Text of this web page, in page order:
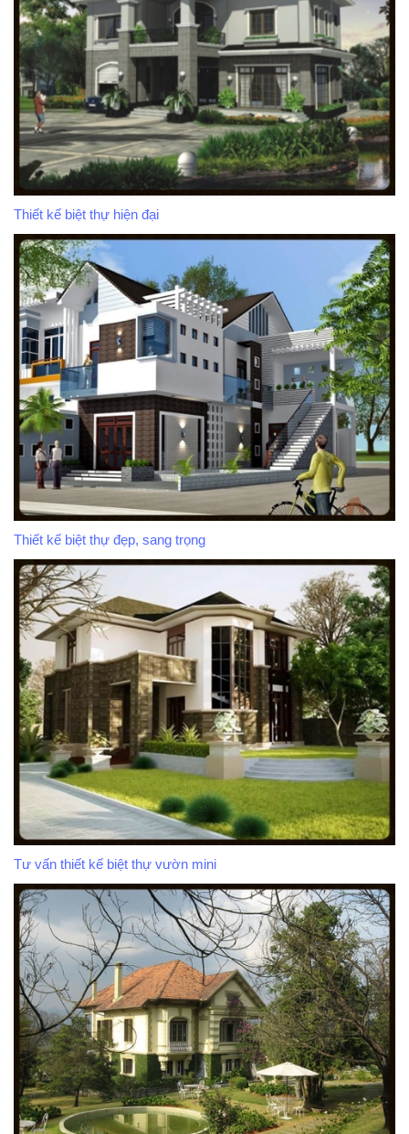
Thiết kế biệt thự hiện đại
Thiết kế biệt thự đẹp, sang trọng
Tư vấn thiết kế biệt thự vườn mini